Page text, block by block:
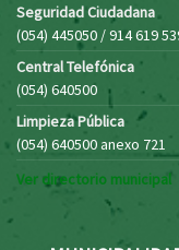
Seguridad Ciudadana
(054) 445050 / 914 619
Central Telefónica
(054) 640500
Limpieza Pública
(054) 640500 anexo 721
Ver directorio municipal